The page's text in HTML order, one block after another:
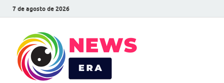
7 de agosto de 2026